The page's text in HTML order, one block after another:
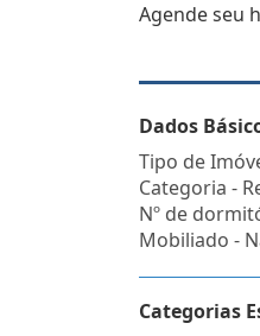
Agende seu
Dados
Tipo de
Categoria -
Nº de
Mobiliado -
Categorias